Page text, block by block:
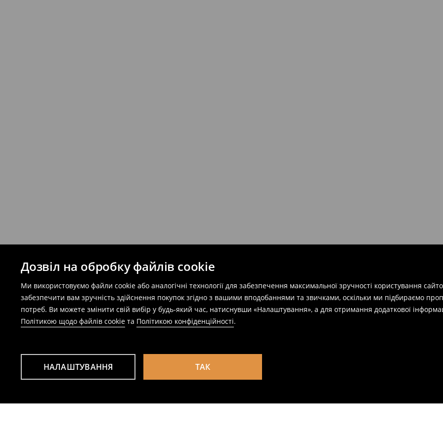
Дозвіл на обробку файлів cookie
Ми використовуємо файли cookie або аналогічні технології для забезпечення максимальної зручності користування
забезпечити вам зручність здійснення покупок згідно з вашими вподобаннями та звичками, оскільки ми підбираємо
потреб. Ви можете змінити свій вибір у будь-який час, натиснувши «Налаштування», а для отримання додаткової
Політикою щодо файлів cookie та Політикою конфіденційності.
НАЛАШТУВАННЯ ТАК